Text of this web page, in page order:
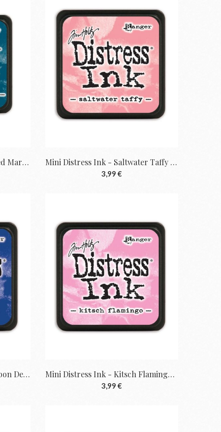
Mini Distress Ink - Uncharted Mariner De... Mini Distress Ink - Saltwater Taffy De Tim...
3,99 €
Mini Distress Ink - Prize Ribbon De Tim... Mini Distress Ink - Kitsch Flamingo De Tim...
3,99 €